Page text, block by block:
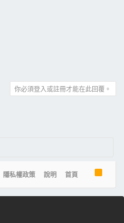
你必須登入或註冊才能在此回覆。
隱私權政策 說明 首頁